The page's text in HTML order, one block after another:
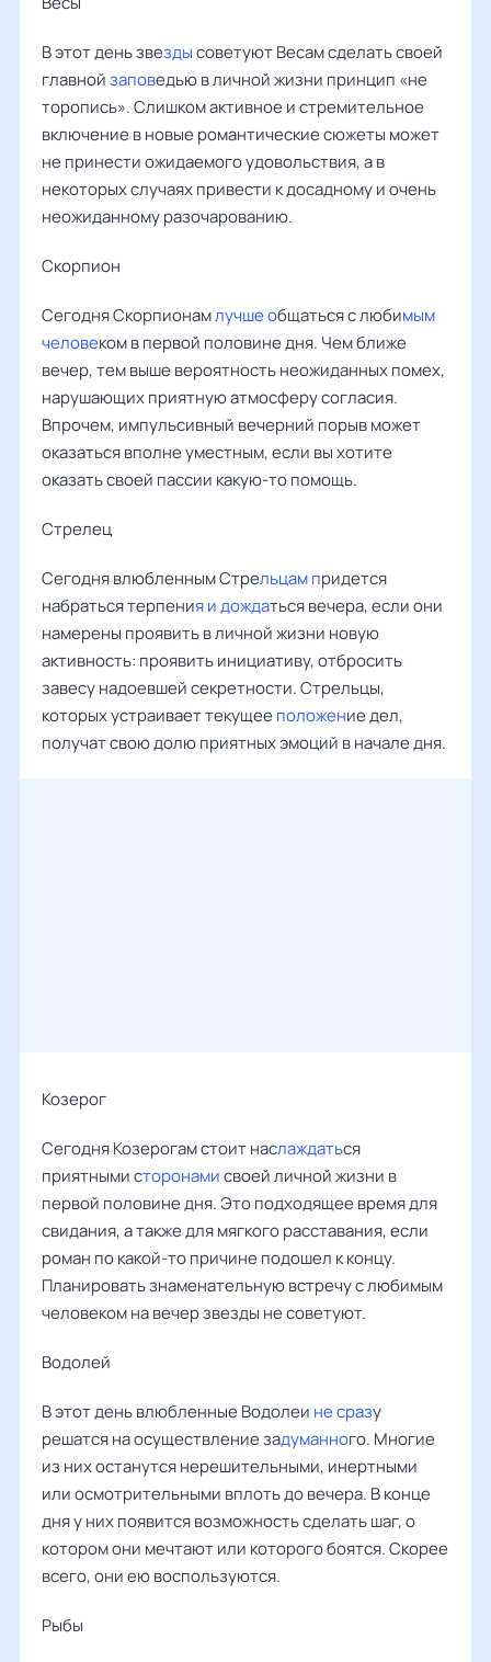
В этот день звездысоветуют Весам сделать своей
главнойзаповедью в личной жизни принцип «не
торопись». Слишком активное и стремительное
включение в новые романтические сюжеты может
не принести ожидаемого удовольствия, а в
некоторых случаях привести к досадному и очень
неожиданному разочарованию.
Скорпион
Сегодня Скорпионамлучше общаться с любимым
человеком в первой половине дня. Чем ближе
вечер, тем выше вероятность неожиданных помех,
нарушающих приятную атмосферу согласия.
Впрочем, импульсивный вечерний порыв может
оказаться вполне уместным, если вы хотите
оказать своей пассии какую-то помощь.
Стрелец
Сегодня влюбленным Стрельцам придется
набраться терпения и дождаться вечера, если они
намерены проявить в личной жизни новую
активность: проявить инициативу, отбросить
завесу надоевшей секретности. Стрельцы,
которых устраивает текущее положение дел,
получат свою долю приятных эмоций в начале дня.
Козерог
Сегодня Козерогам стоит наслаждаться
приятными сторонамисвоей личной жизни в
первой половине дня. Это подходящее время для
свидания, а также для мягкого расставания, если
роман по какой-то причине подошел к концу.
Планировать знаменательную встречу с любимым
человеком на вечер звезды не советуют.
Водолей
В этот день влюбленные Водолеи не сразу
решатся на осуществление задуманного. Многие
из них останутся нерешительными, инертными
или осмотрительными вплоть до вечера. В конце
дня у них появится возможность сделать шаг, о
котором они мечтают или которого боятся. Скорее
всего, они ею воспользуются.
Рыбы ‌‌